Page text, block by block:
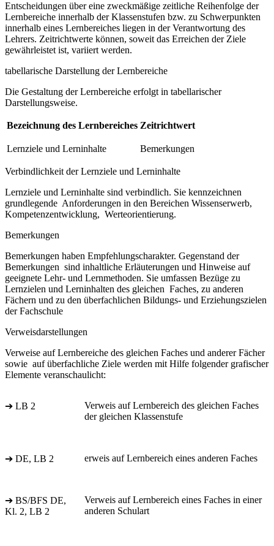
Entscheidungen über eine zweckmäßige zeitliche Reihenfolge der
Lernbereiche innerhalb der Klassenstufen bzw. zu Schwerpunkten
innerhalb eines Lernbereiches liegen in der Verantwortung des
Lehrers. Zeitrichtwerte können, soweit das Erreichen der Ziele
gewährleistet ist, variiert werden.
tabellarische Darstellung der Lernbereiche
Die Gestaltung der Lernbereiche erfolgt in tabellarischer
Darstellungsweise.
Bezeichnung des Lernbereiches Zeitrichtwert
Lernziele und Lerninhalte Bemerkungen
Verbindlichkeit der Lernziele und Lerninhalte
Lernziele und Lerninhalte sind verbindlich. Sie kennzeichnen
grundlegende Anforderungen in den Bereichen Wissenserwerb,
Kompetenzentwicklung, Werteorientierung.
Bemerkungen
Bemerkungen haben Empfehlungscharakter. Gegenstand der
Bemerkungen sind inhaltliche Erläuterungen und Hinweise auf
geeignete Lehr- und Lernmethoden. Sie umfassen Bezüge zu
Lernzielen und Lerninhalten des gleichen Faches, zu anderen
Fächern und zu den überfachlichen Bildungs- und Erziehungszielen
der Fachschule
Verweisdarstellungen
Verweise auf Lernbereiche des gleichen Faches und anderer Fächer
sowie auf überfachliche Ziele werden mit Hilfe folgender grafischer
Elemente veranschaulicht:
➔ LB 2
Verweis auf Lernbereich des gleichen Faches
der gleichen Klassenstufe
➔ DE, LB 2 erweis auf Lernbereich eines anderen Faches
➔ BS/BFS DE,
Kl. 2, LB 2
Verweis auf Lernbereich eines Faches in einer
anderen Schulart